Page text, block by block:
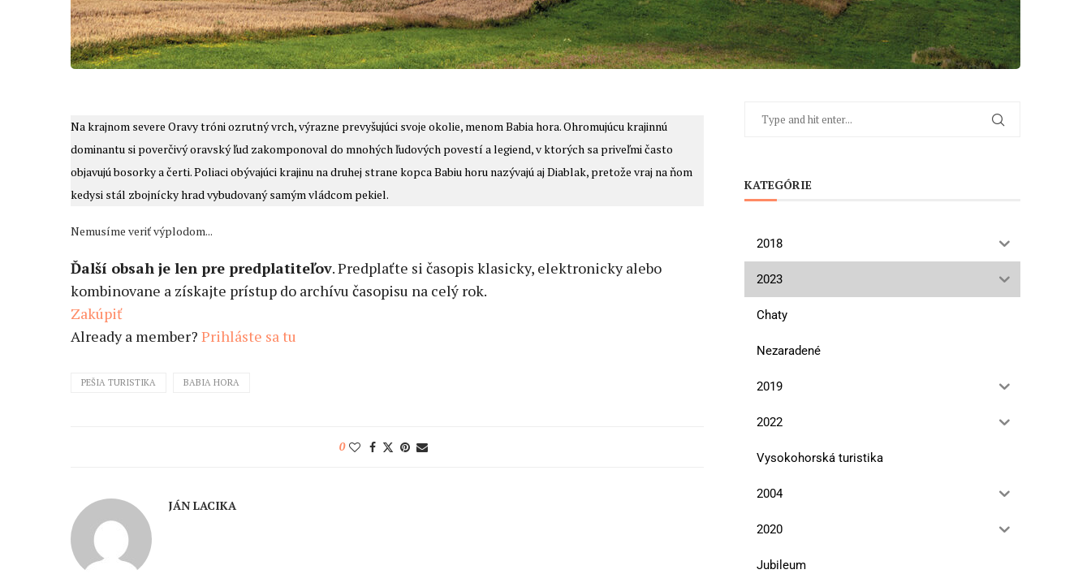
Na krajnom severe Oravy tróni ozrutný vrch, výrazne prevyšujúci svoje okolie, menom Babia hora. Ohromujúcu krajinnú
dominantu si poverčivý oravský ľud zakomponoval do mnohých ľudových povestí a legiend, v ktorých sa priveľmi často
objavujú bosorky a čerti. Poliaci obývajúci krajinu na druhej strane kopca Babiu horu nazývajú aj Diablak, pretože vraj na ňom
kedysi stál zbojnícky hrad vybudovaný samým vládcom pekiel.
Nemusíme veriť výplodom...
Ďalší obsah je len pre predplatiteľov. Predplaťte si časopis klasicky, elektronicky alebo
kombinovane a získajte prístup do archívu časopisu na celý rok.
Zakúpiť
Already a member? Prihláste sa tu
PEŠIA TURISTIKA BABIA HORA
0
JÁN LACIKA
KATEGÓRIE
2018
2023
Chaty
Nezaradené
2019
2022
Vysokohorská turistika
2004
2020
Jubileum